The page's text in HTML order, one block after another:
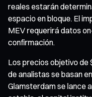
reales estarán
espacio en bloque. El
MEV requerirá datos
confirmación.
Los precios objetivo de
de analistas se basan
Glamsterdam se lance